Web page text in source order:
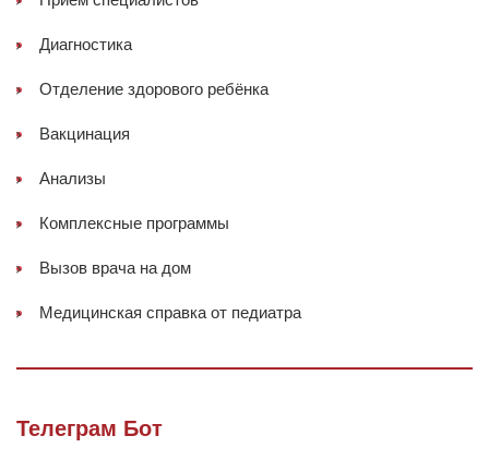
Диагностика
Отделение здорового ребёнка
Вакцинация
Анализы
Комплексные программы
Вызов врача на дом
Медицинская справка от педиатра
Телеграм Бот